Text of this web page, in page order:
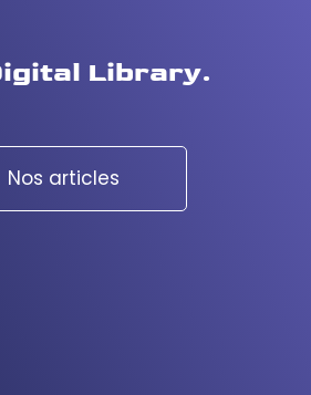
Library.
Nos articles